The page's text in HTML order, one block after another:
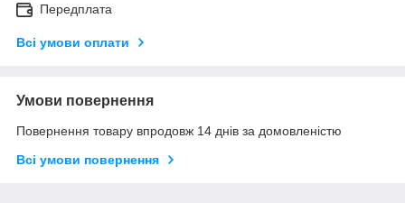
Передплата
Всі умови оплати
Умови повернення
Повернення товару впродовж 14 днів за домовленістю
Всі умови повернення